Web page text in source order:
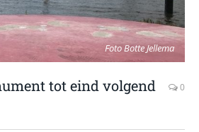
Foto Botte Jellema
tot eind volgend
0